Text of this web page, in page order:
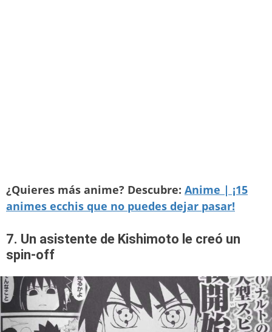
¿Quieres más anime? Descubre: Anime | ¡15
animes ecchis que no puedes dejar pasar!
7. Un asistente de Kishimoto le creó un
spin-off